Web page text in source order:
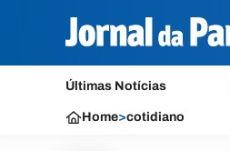
Últimas Notícias
Home>cotidiano